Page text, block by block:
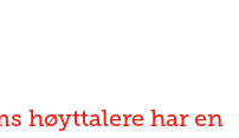
høyttalere har en